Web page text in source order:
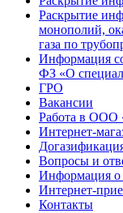
Раскрытие
монополий,
газа по
Информация
ФЗ «О
ГРО
Вакансии
Работа в ООО
Интернет-
Вопросы и
Информация о
Интернет-
Контакты